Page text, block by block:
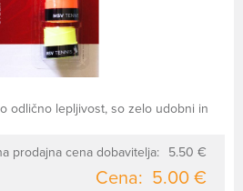
odlično lepljivost, so zelo udobni in
prodajna cena dobavitelja:
5.50 €
Cena: 5.00 €